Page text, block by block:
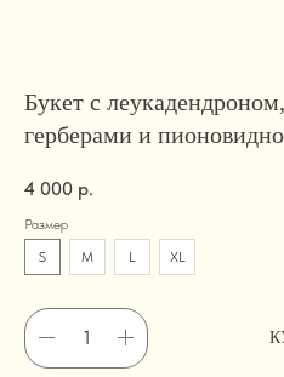
Букет с
герберами и
4 000 р.
Размер
S
M L XL